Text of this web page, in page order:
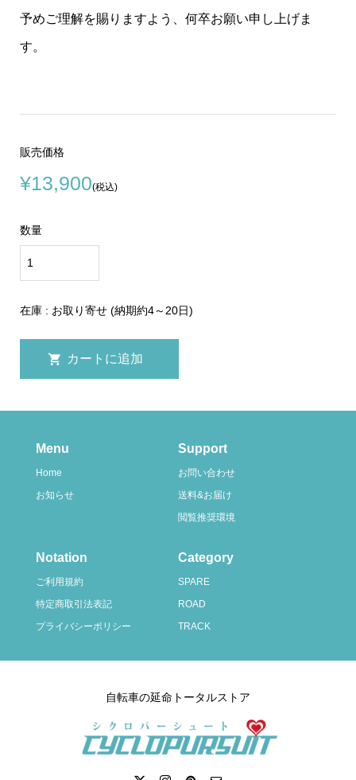
予めご理解を賜りますよう、何卒お願い申し上げま
す。
販売価格
¥13,900(税込)
数量
在庫 : お取り寄せ (納期約4～20日)
Menu
Home
お知らせ
Support
お問い合わせ
送料&お届け
閲覧推奨環境
Notation
ご利用規約
特定商取引法表記
プライバシーポリシー
Category
SPARE
ROAD
TRACK
自転車の延命トータルストア